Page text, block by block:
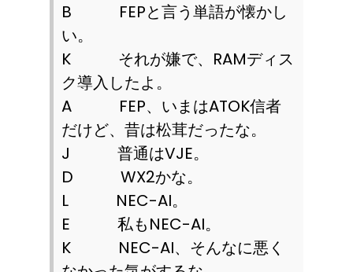
B
FEPと言う単語が懐かし
い。
Kそれが嫌で、 RAMディス
ク導入したよ。
A
FEP、いまはATOK信者
だけど、昔は松茸だったな。
J 普通はVJE。
D
WX2かな。
L
NEC-AI。
E 私もNEC-AI。
K
NEC-AI、そんなに悪く